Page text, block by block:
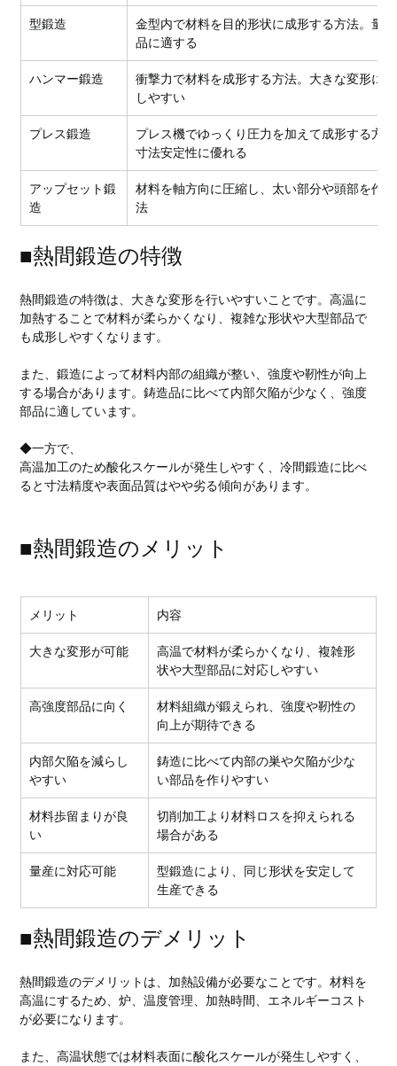
型鍛造
金型内で材料を目的形状に成形する方法。量
品に適する
ハンマー鍛造
衝撃力で材料を成形する方法。大きな変形に
しやすい
プレス鍛造
プレス機でゆっくり圧力を加えて成形する方
寸法安定性に優れる
アップセット鍛
造
材料を軸方向に圧縮し、太い部分や頭部を作
法
■熱間鍛造の特徴
熱間鍛造の特徴は、大きな変形を行いやすいことです。高温に
加熱することで材料が柔らかくなり、複雑な形状や大型部品で
も成形しやすくなります。
また、鍛造によって材料内部の組織が整い、強度や靭性が向上
する場合があります。鋳造品に比べて内部欠陥が少なく、強度
部品に適しています。
◆一方で、
高温加工のため酸化スケールが発生しやすく、冷間鍛造に比べ
ると寸法精度や表面品質はやや劣る傾向があります。
■熱間鍛造のメリット
メリット 内容
大きな変形が可能
高温で材料が柔らかくなり、複雑形
状や大型部品に対応しやすい
高強度部品に向く
材料組織が鍛えられ、強度や靭性の
向上が期待できる
内部欠陥を減らし
やすい
鋳造に比べて内部の巣や欠陥が少な
い部品を作りやすい
材料歩留まりが良
い
切削加工より材料ロスを抑えられる
場合がある
量産に対応可能
型鍛造により、同じ形状を安定して
生産できる
■熱間鍛造のデメリット
熱間鍛造のデメリットは、加熱設備が必要なことです。材料を
高温にするため、炉、温度管理、加熱時間、エネルギーコスト
が必要になります。
また、高温状態では材料表面に酸化スケールが発生しやすく、